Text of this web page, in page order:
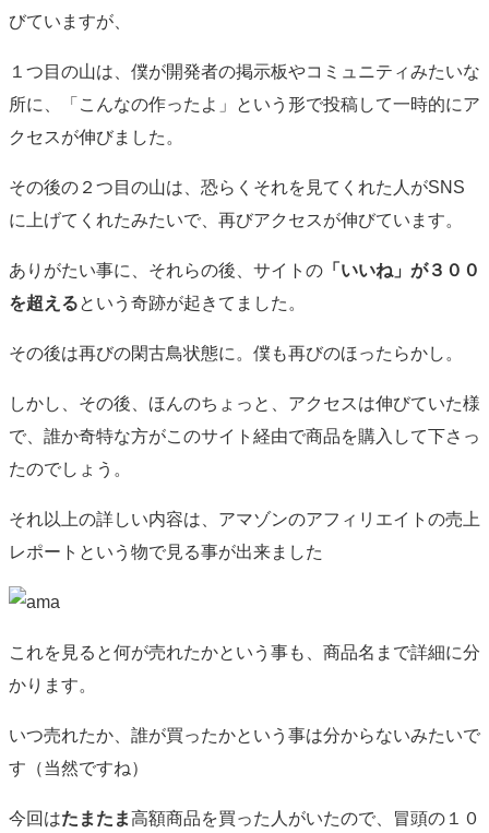
びていますが、
１つ目の山は、僕が開発者の掲示板やコミュニティみたいな
所に、「こんなの作ったよ」という形で投稿して一時的にア
クセスが伸びました。
その後の２つ目の山は、恐らくそれを見てくれた人がSNS
に上げてくれたみたいで、再びアクセスが伸びています。
ありがたい事に、それらの後、サイトの 「いいね」が３００
を超えるという奇跡が起きてました。
その後は再びの閑古鳥状態に。僕も再びのほったらかし。
しかし、その後、ほんのちょっと、アクセスは伸びていた様
で、誰か奇特な方がこのサイト経由で商品を購入して下さっ
たのでしょう。
それ以上の詳しい内容は、アマゾンのアフィリエイトの売上
レポートという物で見る事が出来ました
これを見ると何が売れたかという事も、商品名まで詳細に分
かります。
いつ売れたか、誰が買ったかという事は分からないみたいで
す（当然ですね）
今回はたまたま高額商品を買った人がいたので、冒頭の１０